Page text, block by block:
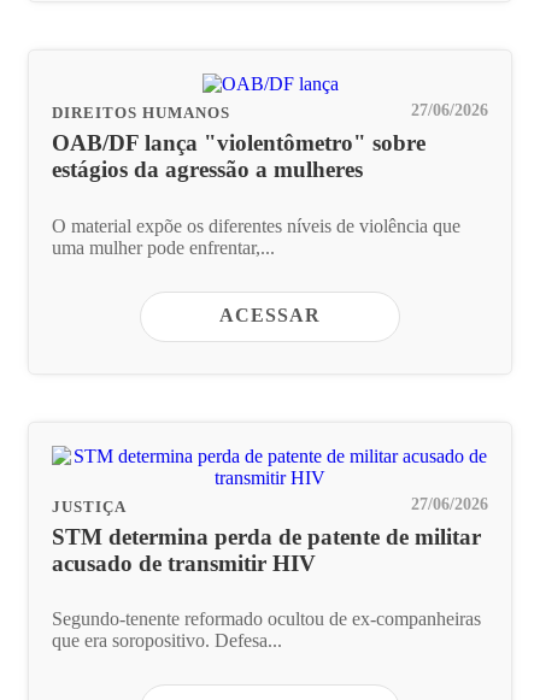
DIREITOS HUMANOS 27/06/2026
OAB/DF lança "violentômetro" sobre
estágios da agressão a mulheres
O material expõe os diferentes níveis de violência que
uma mulher pode enfrentar,...
ACESSAR
JUSTIÇA 27/06/2026
STM determina perda de patente de militar
acusado de transmitir HIV
Segundo-tenente reformado ocultou de ex-companheiras
que era soropositivo. Defesa...